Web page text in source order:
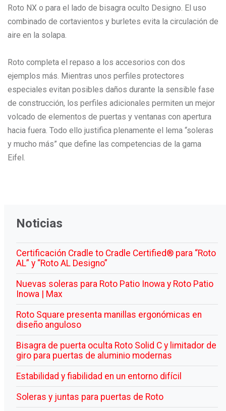
Roto NX o para el lado de bisagra oculto Designo. El uso
combinado de cortavientos y burletes evita la circulación de
aire en la solapa.
Roto completa el repaso a los accesorios con dos
ejemplos más. Mientras unos perfiles protectores
especiales evitan posibles daños durante la sensible fase
de construcción, los perfiles adicionales permiten un mejor
volcado de elementos de puertas y ventanas con apertura
hacia fuera. Todo ello justifica plenamente el lema “soleras
y mucho más” que define las competencias de la gama
Eifel.
Noticias
Certificación Cradle to Cradle Certified® para “Roto
AL” y “Roto AL Designo”
Nuevas soleras para Roto Patio Inowa y Roto Patio
Inowa | Max
Roto Square presenta manillas ergonómicas en
diseño anguloso
Bisagra de puerta oculta Roto Solid C y limitador de
giro para puertas de aluminio modernas
Estabilidad y fiabilidad en un entorno difícil
Soleras y juntas para puertas de Roto